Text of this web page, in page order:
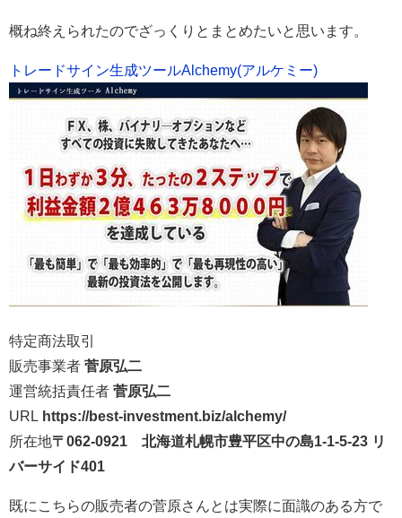
概ね終えられたのでざっくりとまとめたいと思います。
トレードサイン生成ツールAlchemy(アルケミー)
特定商法取引
販売事業者 菅原弘二
運営統括責任者 菅原弘二
URL
https://best-investment.biz/alchemy/
所在地〒062-0921
北海道札幌市豊平区中の島1-1-5-23 リ
バーサイド401
既にこちらの販売者の菅原さんとは実際に面識のある方で